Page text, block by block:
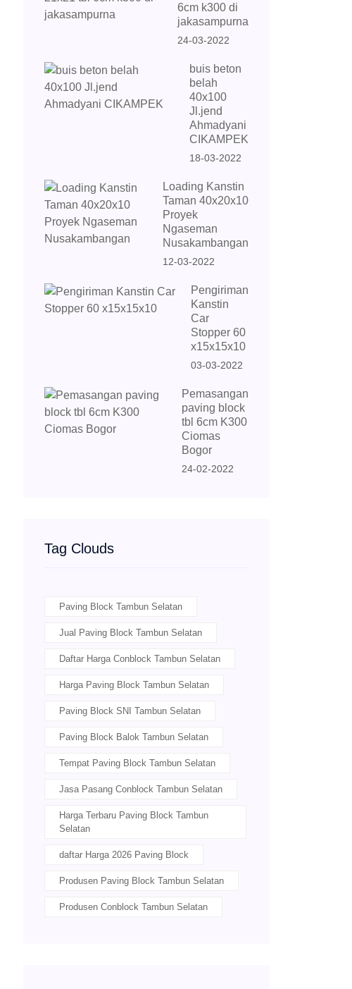
6cm k300 di
jakasampurna
24-03-2022
buis beton
belah
40x100
Jl.jend
Ahmadyani
CIKAMPEK
18-03-2022
Loading Kanstin
Taman 40x20x10
Proyek
Ngaseman
Nusakambangan
12-03-2022
Pengiriman
Kanstin
Car
Stopper 60
x15x15x10
03-03-2022
Pemasangan
paving block
tbl 6cm K300
Ciomas
Bogor
24-02-2022
Tag Clouds
Paving Block Tambun Selatan
Jual Paving Block Tambun Selatan
Daftar Harga Conblock Tambun Selatan
Harga Paving Block Tambun Selatan
Paving Block SNI Tambun Selatan
Paving Block Balok Tambun Selatan
Tempat Paving Block Tambun Selatan
Jasa Pasang Conblock Tambun Selatan
Harga Terbaru Paving Block Tambun
Selatan
daftar Harga 2026 Paving Block
Produsen Paving Block Tambun Selatan
Produsen Conblock Tambun Selatan